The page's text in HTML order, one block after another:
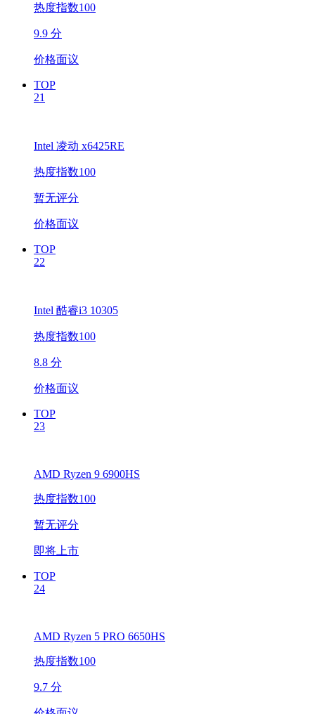
热度指数100
9.9 分
价格面议
TOP
21
Intel 凌动 x6425RE
热度指数100
暂无评分
价格面议
TOP
22
Intel 酷睿i3 10305
热度指数100
8.8 分
价格面议
TOP
23
AMD Ryzen 9 6900HS
热度指数100
暂无评分
即将上市
TOP
24
AMD Ryzen 5 PRO 6650HS
热度指数100
9.7 分